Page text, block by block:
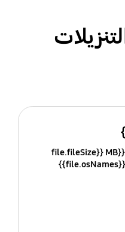
{{file.fileSize}} MB
{{file.osNames}}